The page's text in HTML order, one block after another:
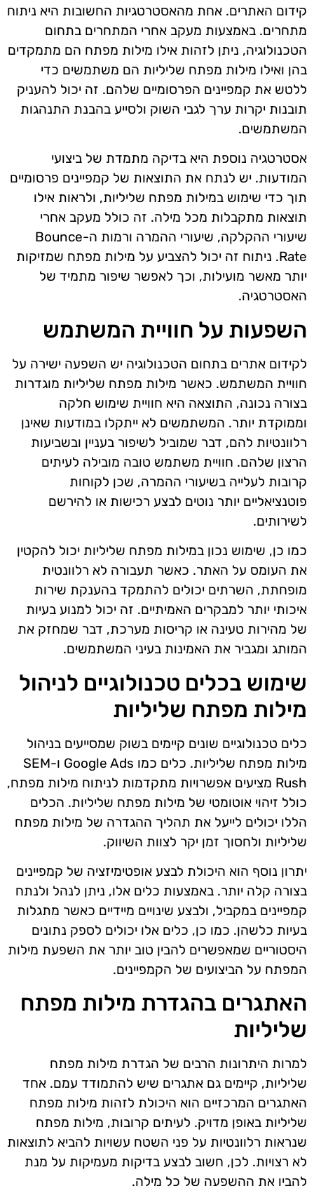
קידום האתרים. אחת מהאסטרטגיות החשובות היא ניתוח
מתחרים. באמצעות מעקב אחרי המתחרים בתחום
הטכנולוגיה, ניתן לזהות אילו מילות מפתח הם מתמקדים
בהן ואילו מילות מפתח שליליות הם משתמשים כדי
ללטש את קמפיינים הפרסומיים שלהם. זה יכול להעניק
תובנות יקרות ערך לגבי השוק ולסייע בהבנת התנהגות
המשתמשים.
אסטרטגיה נוספת היא בדיקה מתמדת של ביצועי
המודעות. יש לנתח את התוצאות של קמפיינים פרסומיים
תוך כדי שימוש במילות מפתח שליליות, ולראות אילו
תוצאות מתקבלות מכל מילה. זה כולל מעקב אחרי
שיעורי ההקלקה, שיעורי ההמרה ורמות ה-Bounce
Rate. ניתוח זה יכול להצביע על מילות מפתח שמזיקות
יותר מאשר מועילות, וכך לאפשר שיפור מתמיד של
האסטרטגיה.
השפעות על חוויית המשתמש
לקידום אתרים בתחום הטכנולוגיה יש השפעה ישירה על
חוויית המשתמש. כאשר מילות מפתח שליליות מוגדרות
בצורה נכונה, התוצאה היא חוויית שימוש חלקה
וממוקדת יותר. המשתמשים לא ייתקלו במודעות שאינן
רלוונטיות להם, דבר שמוביל לשיפור בעניין ובשביעות
הרצון שלהם. חוויית משתמש טובה מובילה לעיתים
קרובות לעלייה בשיעורי ההמרה, שכן לקוחות
פוטנציאליים יותר נוטים לבצע רכישות או להירשם
לשירותים.
כמו כן, שימוש נכון במילות מפתח שליליות יכול להקטין
את העומס על האתר. כאשר תעבורה לא רלוונטית
מופחתת, השרתים יכולים להתמקד בהענקת שירות
איכותי יותר למבקרים האמיתיים. זה יכול למנוע בעיות
של מהירות טעינה או קריסות מערכת, דבר שמחזק את
המותג ומגביר את האמינות בעיני המשתמשים.
שימוש בכלים טכנולוגיים לניהול
מילות מפתח שליליות
כלים טכנולוגיים שונים קיימים בשוק שמסייעים בניהול
מילות מפתח שליליות. כלים כמו Google Ads ו-SEM
Rush מציעים אפשרויות מתקדמות לניתוח מילות מפתח,
כולל זיהוי אוטומטי של מילות מפתח שליליות. הכלים
הללו יכולים לייעל את תהליך ההגדרה של מילות מפתח
שליליות ולחסוך זמן יקר לצוות השיווק.
יתרון נוסף הוא היכולת לבצע אופטימיזציה של קמפיינים
בצורה קלה יותר. באמצעות כלים אלו, ניתן לנהל ולנתח
קמפיינים במקביל, ולבצע שינויים מיידיים כאשר מתגלות
בעיות כלשהן. כמו כן, כלים אלו יכולים לספק נתונים
היסטוריים שמאפשרים להבין טוב יותר את השפעת מילות
המפתח על הביצועים של הקמפיינים.
האתגרים בהגדרת מילות מפתח
שליליות
למרות היתרונות הרבים של הגדרת מילות מפתח
שליליות, קיימים גם אתגרים שיש להתמודד עמם. אחד
האתגרים המרכזיים הוא היכולת לזהות מילות מפתח
שליליות באופן מדויק. לעיתים קרובות, מילות מפתח
שנראות רלוונטיות על פני השטח עשויות להביא לתוצאות
לא רצויות. לכן, חשוב לבצע בדיקות מעמיקות על מנת
להבין את ההשפעה של כל מילה.